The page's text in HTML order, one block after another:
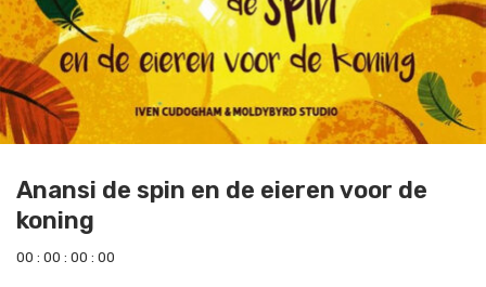
Anansi de spin en de eieren voor de
koning
00 : 00 : 00 : 00